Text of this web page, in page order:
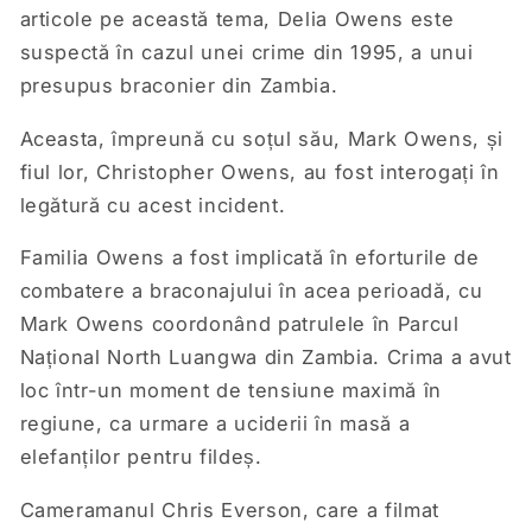
articole pe această tema, Delia Owens este
suspectă în cazul unei crime din 1995, a unui
presupus braconier din Zambia.
Aceasta, împreună cu soțul său, Mark Owens, și
fiul lor, Christopher Owens, au fost interogați în
legătură cu acest incident.
Familia Owens a fost implicată în eforturile de
combatere a braconajului în acea perioadă, cu
Mark Owens coordonând patrulele în Parcul
Național North Luangwa din Zambia. Crima a avut
loc într-un moment de tensiune maximă în
regiune, ca urmare a uciderii în masă a
elefanților pentru fildeș.
Cameramanul Chris Everson, care a filmat